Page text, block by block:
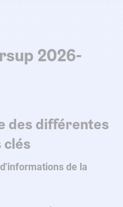
2026-
des différentes
clés
de la